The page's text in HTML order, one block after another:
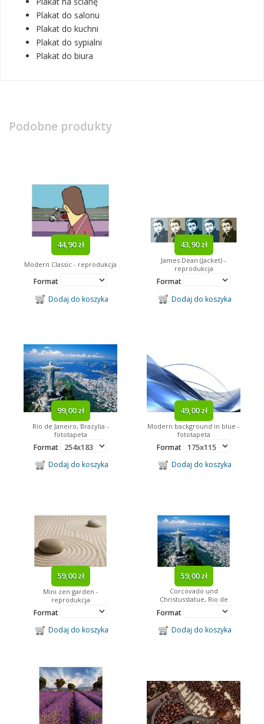
Plakat do salonu
Plakat do kuchni
Plakat do sypialni
Plakat do biura
Podobne produkty
44,90 zł
Modern Classic - reprodukcja
Format
Dodaj do koszyka
43,90 zł
James Dean (Jacket) -
reprodukcja
Format
Dodaj do koszyka
99,00 zł
Rio de Janeiro, Brazylia -
fototapeta
Format
Dodaj do koszyka
49,00 zł
Modern background in blue -
fototapeta
Format
Dodaj do koszyka
59,00 zł
Mini zen garden -
reprodukcja
Format
Dodaj do koszyka
59,00 zł
Corcovado und
Christusstatue, Rio de
reprodukcja
Format
Dodaj do koszyka